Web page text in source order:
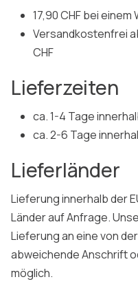
17,90 CHF bei
Versandkostenfrei
CHF
Lieferzeiten
ca. 1-4 Tage
ca. 2-6 Tage
Lieferländer
Lieferung innerhalb der
Länder auf Anfrage.
Lieferung an eine von
abweichende Anschrift
möglich.